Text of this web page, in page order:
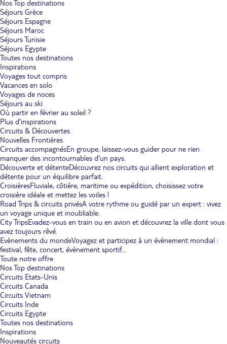
Nos Top destinations
Séjours Grèce
Séjours Espagne
Séjours Maroc
Séjours Tunisie
Séjours Egypte
Toutes nos destinations
Inspirations
Voyages tout compris
Vacances en solo
Voyages de noces
Séjours au ski
Où partir en février au soleil ?
Plus d'inspirations
Circuits & Découvertes
Nouvelles Frontières
Circuits accompagnésEn groupe, laissez-vous guider pour ne rien
manquer des incontournables d'un pays.
Découverte et détenteDécouvrez nos circuits qui allient exploration et
détente pour un équilibre parfait.
CroisièresFluviale, côtière, maritime ou expédition, choisissez votre
croisière idéale et mettez les voiles !
Road Trips & circuits privésA votre rythme ou guidé par un expert : vivez
un voyage unique et inoubliable.
City TripsEvadez-vous en train ou en avion et découvrez la ville dont vous
avez toujours rêvé.
Evènements du mondeVoyagez et participez à un évènement mondial :
festival, fête, concert, évènement sportif...
Toute notre offre
Nos Top destinations
Circuits Etats-Unis
Circuits Canada
Circuits Vietnam
Circuits Inde
Circuits Egypte
Toutes nos destinations
Inspirations
Nouveautés circuits